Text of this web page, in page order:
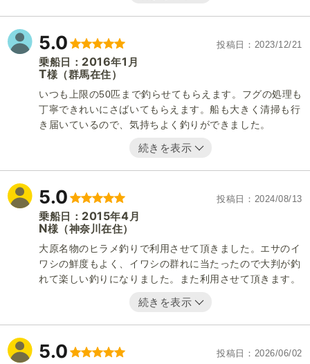
5.0 投稿日 2023/12/21
乗船日： 2016年1 月
T様 （群馬在住）
いつも上限の50匹まで釣らせてもらえます。フグの処理も
丁寧できれいにさばいてもらえます。船も大きく清掃も行
き届いているので、気持ちよく釣りができました。
続きを表示
5.0 投稿日 2024/08/13
乗船日： 2015年4 月
N様 （神奈川在住）
大原名物のヒラメ釣りで利用させて頂きました。エサのイ
ワシの鮮度もよく、イワシの群れに当たったので大判が釣
れて楽しい釣りになりました。また利用させて頂きます。
続きを表示
5.0 投稿日 2026/06/02